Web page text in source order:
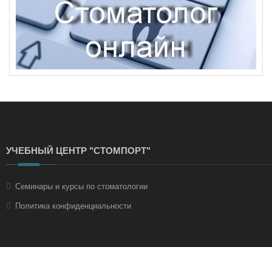
УЧЕБНЫЙ ЦЕНТР "СТОМПОРТ"
Семинары и курсы по стоматологии
Политика конфиденциальности